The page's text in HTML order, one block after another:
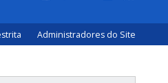
Administradores do Site